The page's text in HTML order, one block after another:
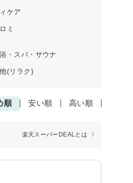
ケア
ミ
・スパ・サウナ
(リラク)
順 安い順 高い順
楽天スーパーDEALとは